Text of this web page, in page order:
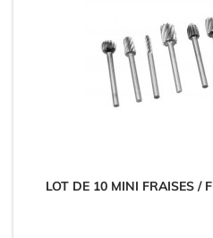
LOT DE 10 MINI FRAISES /